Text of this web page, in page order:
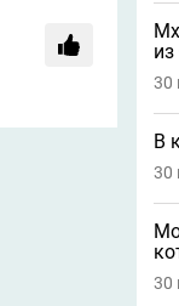
30
В
30
30